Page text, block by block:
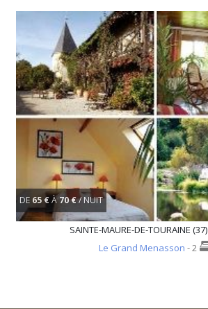
DE 65 €À70 €/ NUIT
SAINTE-MAURE-DE-TOURAINE (37)
Le Grand Menasson - 2